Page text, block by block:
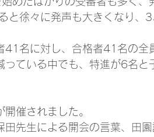
と徐々に発声も大きくなり、
41名に対し、合格者41名の全
っている中でも、特進が6名
催されました。
田先生による開会の言葉、田